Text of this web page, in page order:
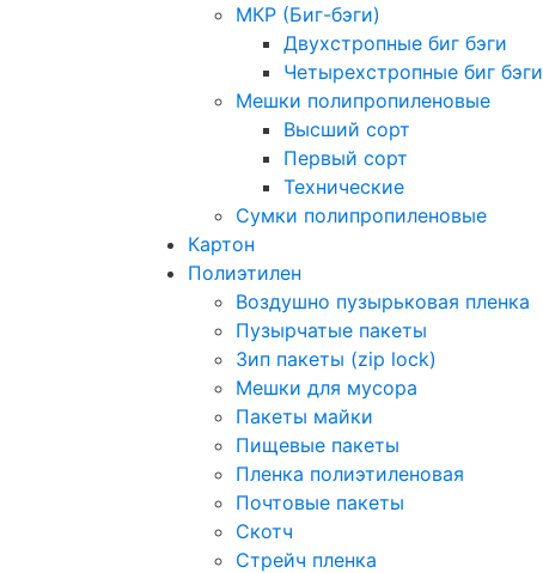
МКР (Биг-бэги)
Двухстропные биг бэги
Четырехстропные биг бэги
Мешки полипропиленовые
Высший сорт
Первый сорт
Технические
Сумки полипропиленовые
Картон
Полиэтилен
Воздушно пузырьковая пленка
Пузырчатые пакеты
Зип пакеты (zip lock)
Мешки для мусора
Пакеты майки
Пищевые пакеты
Пленка полиэтиленовая
Почтовые пакеты
Скотч
Стрейч пленка